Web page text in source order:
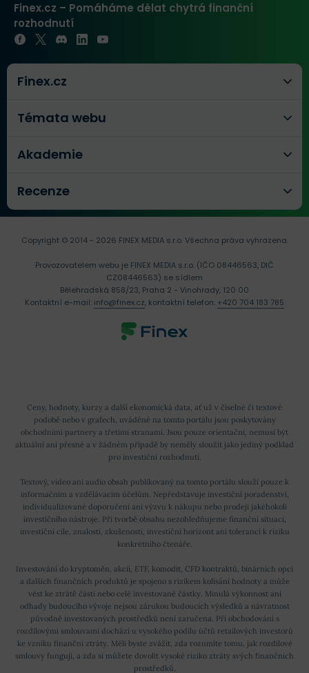
Finex.cz – Pomáháme dělat chytrá finanční
rozhodnutí
Finex.cz
Témata webu
Akademie
Recenze
Ceny, hodnoty, kurzy a další ekonomická data, ať už v číselné či textové
podobě nebo v grafech, uváděné na tomto portálu jsou poskytovány
obchodními partnery a třetími stranami. Jsou pouze orientační, nemusí být
aktuální ani přesné a v žádném případě by neměly sloužit jako jediný podklad
pro investiční rozhodnutí.
Textový, video ani audio obsah publikovaný na tomto portálu slouží pouze k
informačním a vzdělávacím účelům. Nepředstavuje investiční poradenství,
individualizované doporučení ani výzvu k nákupu nebo prodeji jakéhokoli
investičního nástroje. Při tvorbě obsahu nezohledňujeme finanční situaci,
investiční cíle, znalosti, zkušenosti, investiční horizont ani toleranci k riziku
konkrétního čtenáře.
Investování do kryptoměn, akcií, ETF, komodit, CFD kontraktů, binárních opcí
a dalších finančních produktů je spojeno s rizikem kolísání hodnoty a může
vést ke ztrátě části nebo celé investované částky. Minulá výkonnost ani
odhady budoucího vývoje nejsou zárukou budoucích výsledků a návratnost
původně investovaných prostředků není zaručena. Při obchodování s
rozdílovými smlouvami dochází u vysokého podílu účtů retailových investorů
ke vzniku finanční ztráty. Měli byste zvážit, zda rozumíte tomu, jak rozdílové
smlouvy fungují, a zda si můžete dovolit vysoké riziko ztráty svých finančních
prostředků.
Copyright © 2014 - 2026 FINEX MEDIA s.r.o.Všechna práva vyhrazena.
Provozovatelem webu je FINEX MEDIA s.r.o. (IČO 08446563, DIČ
CZ08446563) se sídlem
Bělehradská 858/23, Praha 2 - Vinohrady, 120 00
Kontaktní e-mail: info@finex.cz, kontaktní telefon: +420 704 183 785